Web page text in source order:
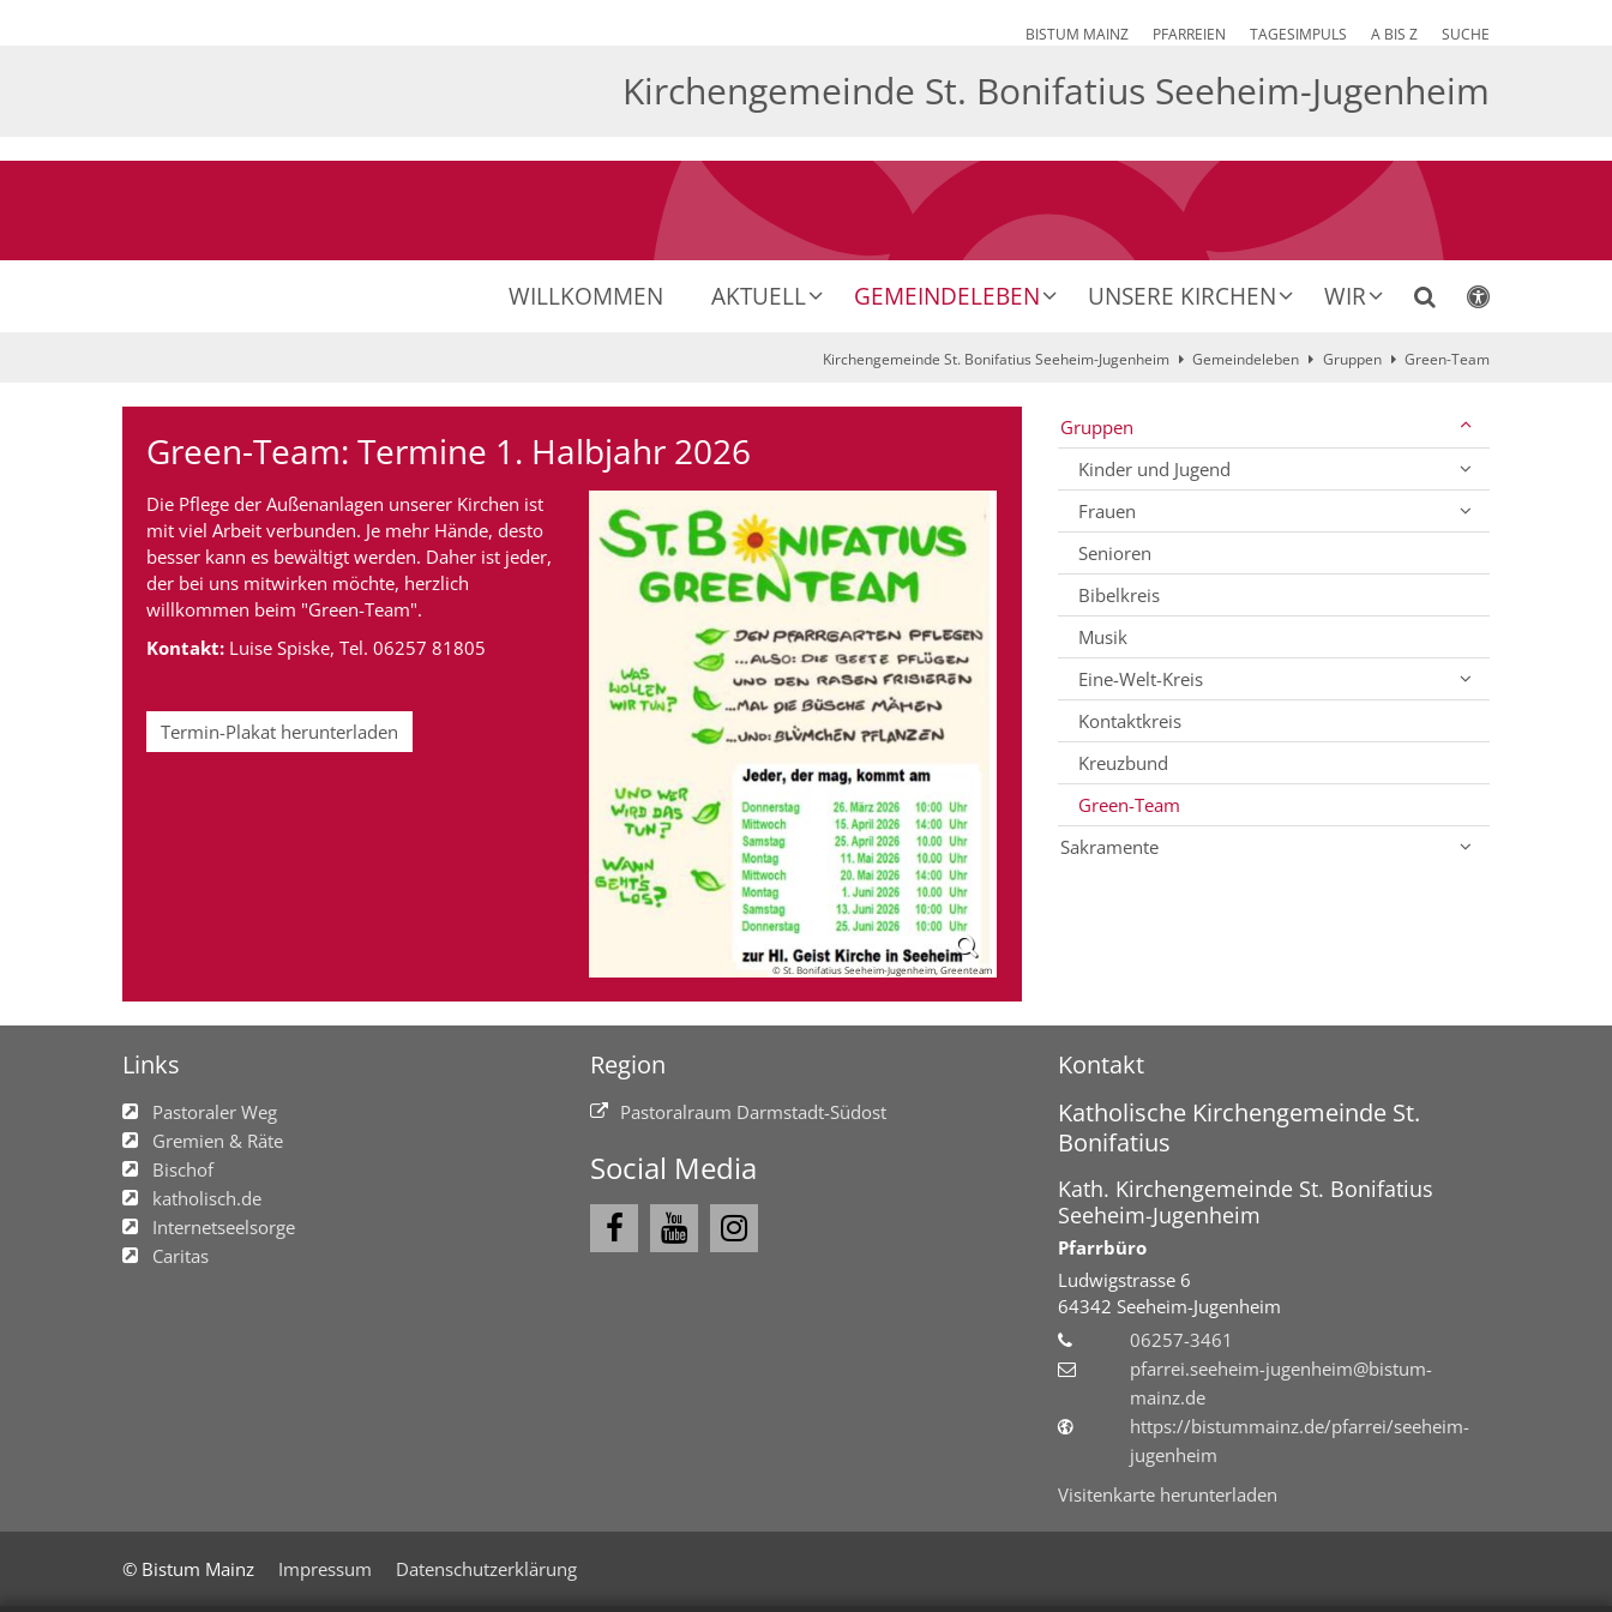
BISTUM MAINZ PFARREIEN TAGESIMPULS A BIS Z SUCHE
Kirchengemeinde St. Bonifatius Seeheim-Jugenheim
WILLKOMMEN AKTUELL GEMEINDELEBEN UNSERE KIRCHEN WIR
Kirchengemeinde St. Bonifatius Seeheim-Jugenheim Gemeindeleben Gruppen Green-Team
Green-Team: Termine 1. Halbjahr 2026
© St. Bonifatius Seeheim-Jugenheim, Greenteam
Die Pflege der Außenanlagen unserer Kirchen ist
mit viel Arbeit verbunden. Je mehr Hände, desto
besser kann es bewältigt werden. Daher ist jeder,
der bei uns mitwirken möchte, herzlich
willkommen beim "Green-Team".
Kontakt: Luise Spiske, Tel. 06257 81805
Termin-Plakat herunterladen
Gruppen
Kinder und Jugend
Frauen
Senioren
Bibelkreis
Musik
Eine-Welt-Kreis
Kontaktkreis
Kreuzbund
Green-Team
Sakramente
Links
Pastoraler Weg
Gremien & Räte
Bischof
katholisch.de
Internetseelsorge
Caritas
Region
Pastoralraum Darmstadt-Südost
Social Media
Kontakt
Katholische Kirchengemeinde St.
Bonifatius
Kath. Kirchengemeinde St. Bonifatius
Seeheim-Jugenheim
Pfarrbüro
Ludwigstrasse 6
64342 Seeheim-Jugenheim
06257-3461
pfarrei.seeheim-jugenheim@bistum-
mainz.de
https://bistummainz.de/pfarrei/seeheim-
jugenheim
Visitenkarte herunterladen
© Bistum Mainz Impressum Datenschutzerklärung